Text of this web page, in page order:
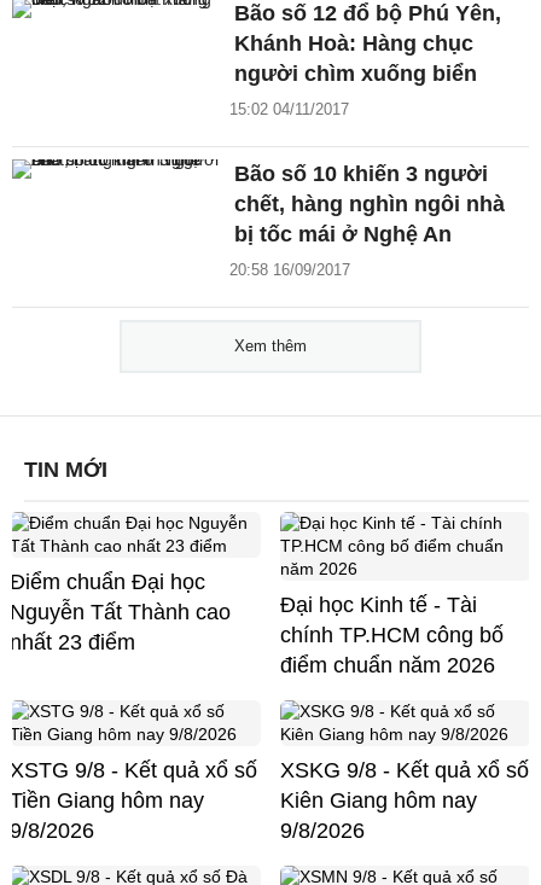
Bão số 12 đổ bộ Phú Yên,
Khánh Hoà: Hàng chục
người chìm xuống biển
15:02 04/11/2017
Bão số 10 khiến 3 người
chết, hàng nghìn ngôi nhà
bị tốc mái ở Nghệ An
20:58 16/09/2017
Xem thêm
TIN MỚI
Điểm chuẩn Đại học
Nguyễn Tất Thành cao
nhất 23 điểm
Đại học Kinh tế - Tài
chính TP.HCM công bố
điểm chuẩn năm 2026
XSTG 9/8 - Kết quả xổ số
Tiền Giang hôm nay
9/8/2026
XSKG 9/8 - Kết quả xổ số
Kiên Giang hôm nay
9/8/2026